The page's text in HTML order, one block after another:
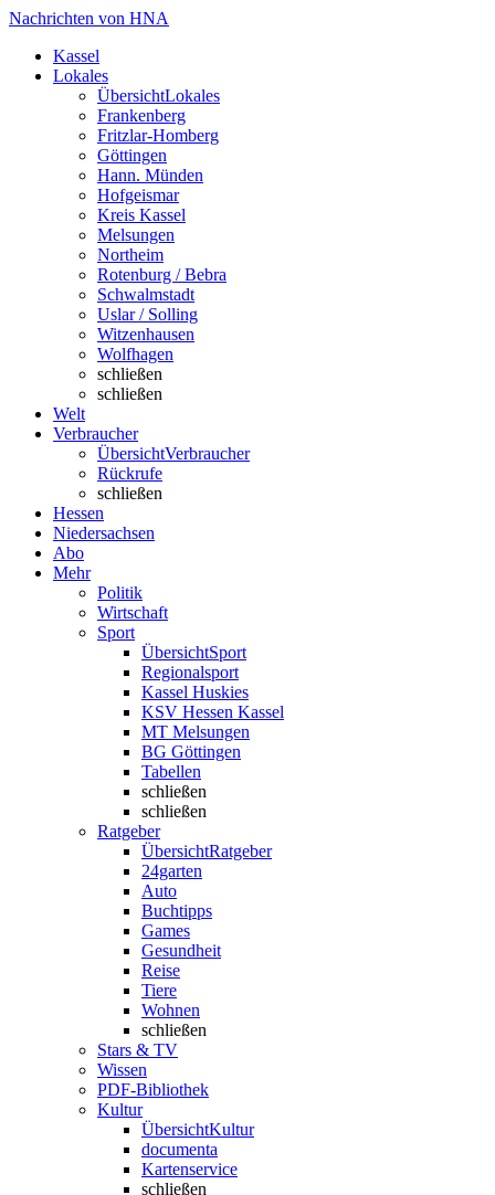
Nachrichten von HNA
Kassel
Lokales
ÜbersichtLokales
Frankenberg
Fritzlar-Homberg
Göttingen
Hann. Münden
Hofgeismar
Kreis Kassel
Melsungen
Northeim
Rotenburg / Bebra
Schwalmstadt
Uslar / Solling
Witzenhausen
Wolfhagen
schließen
schließen
Welt
Verbraucher
ÜbersichtVerbraucher
Rückrufe
schließen
Hessen
Niedersachsen
Abo
Mehr
Politik
Wirtschaft
Sport
ÜbersichtSport
Regionalsport
Kassel Huskies
KSV Hessen Kassel
MT Melsungen
BG Göttingen
Tabellen
schließen
schließen
Ratgeber
ÜbersichtRatgeber
24garten
Auto
Buchtipps
Games
Gesundheit
Reise
Tiere
Wohnen
schließen
Stars & TV
Wissen
PDF-Bibliothek
Kultur
ÜbersichtKultur
documenta
Kartenservice
schließen